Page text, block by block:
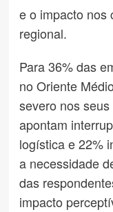
e o impacto nos
regional.
Para 36% das
no Oriente
severo nos
apontam
logística e 22%
a necessidade
das
impacto